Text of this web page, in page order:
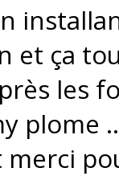
et ça
les
plome